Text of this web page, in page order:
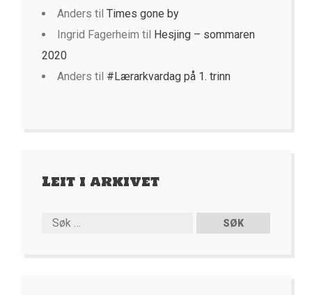
Anders til Times gone by
Ingrid Fagerheim til Hesjing – sommaren
2020
Anders til #Lærarkvardag på 1. trinn
Leit i arkivet